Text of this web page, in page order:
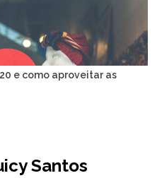
e como aproveitar as
Santos